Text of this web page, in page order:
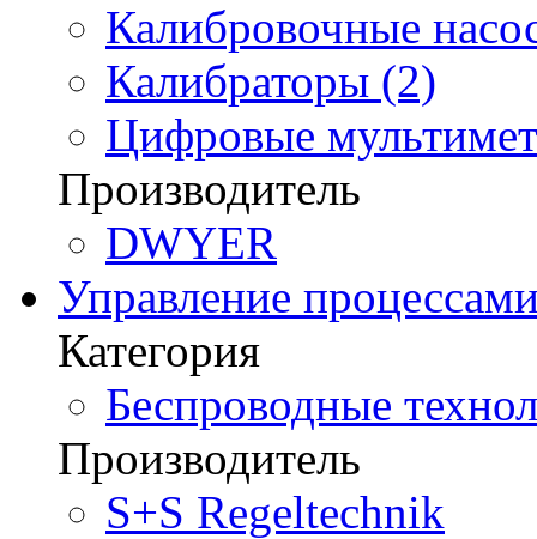
Калибровочные
Калибраторы (2)
Цифровые
Производитель
DWYER
Управление
Категория
Беспроводные
Производитель
S+S Regeltechnik